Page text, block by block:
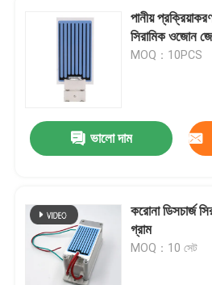
পানীয়
সিরামিক ওজোন
MOQ：10PCS
ভালো দাম
করোনা ডিসচার্জ
গ্রাম
MOQ：10 সেট